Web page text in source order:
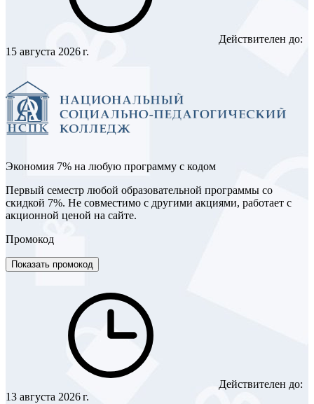
Действителен до:
15 августа 2026 г.
Экономия 7% на любую программу с кодом
Первый семестр любой образовательной программы со
скидкой 7%. Не совместимо с другими акциями, работает с
акционной ценой на сайте.
Промокод
Показать промокод
Действителен до:
13 августа 2026 г.